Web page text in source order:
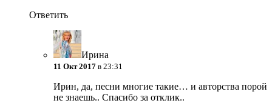
Ответить
Ирина
11 Окт 2017 в 23:31
Ирин, да, песни многие такие… и авторства порой
не знаешь.. Спасибо за отклик..